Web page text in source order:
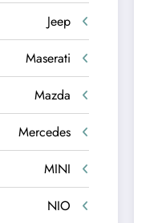
Jeep
Maserati
Mazda
Mercedes
MINI
NIO